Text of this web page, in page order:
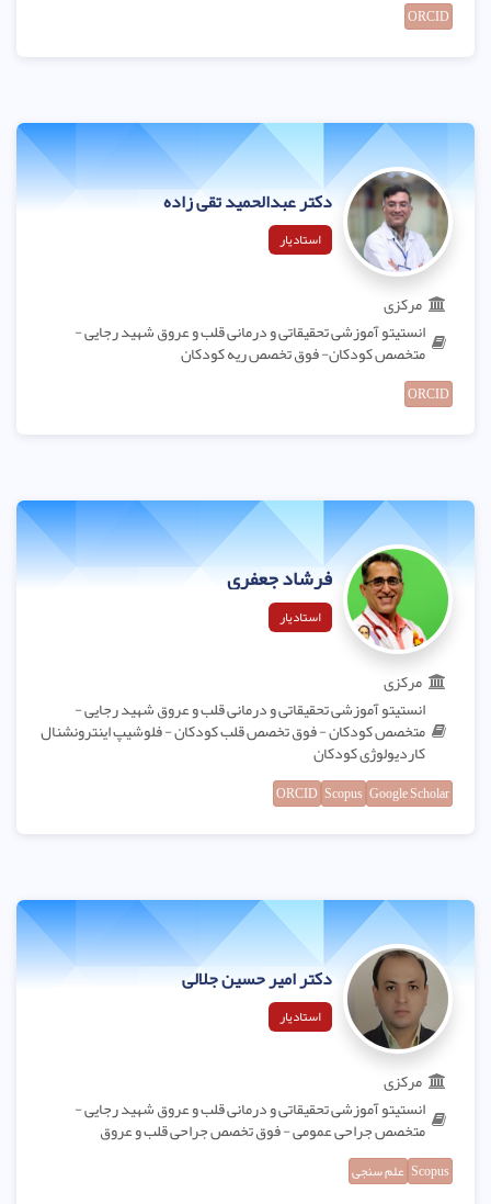
ORCID
دکتر عبدالحمید تقی زاده
استادیار
مرکزی
انستیتو آموزشی تحقیقاتی و درمانی قلب و عروق شهید رجایی -
متخصص کودکان- فوق تخصص ریه کودکان
ORCID
فرشاد جعفری
استادیار
مرکزی
انستیتو آموزشی تحقیقاتی و درمانی قلب و عروق شهید رجایی -
متخصص کودکان - فوق تخصص قلب کودکان - فلوشیپ اینترونشنال
کاردیولوژی کودکان
Google Scholar
Scopus
ORCID
دکتر امیر حسین جلالی
استادیار
مرکزی
انستیتو آموزشی تحقیقاتی و درمانی قلب و عروق شهید رجایی -
متخصص جراحی عمومی - فوق تخصص جراحی قلب و عروق
Scopus علم سنجی